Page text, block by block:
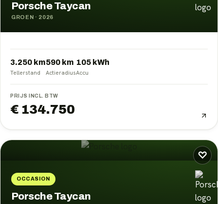
Porsche Taycan
GROEN · 2026
3.250 km
Tellerstand
590 km
Actieradius
105 kWh
Accu
PRIJS INCL. BTW
€ 134.750
♡
OCCASION
Porsche Taycan